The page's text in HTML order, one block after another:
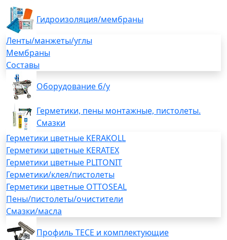
Гидроизоляция/мембраны
Ленты/манжеты/углы
Мембраны
Составы
Оборудование б/у
Герметики, пены монтажные, пистолеты.
Смазки
Герметики цветные KERAKOLL
Герметики цветные KERATEX
Герметики цветные PLITONIT
Герметики/клея/пистолеты
Герметики цветные OTTOSEAL
Пены/пистолеты/очистители
Смазки/масла
Профиль TECE и комплектующие